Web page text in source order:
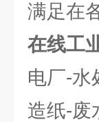
满足在
在线工
电厂-水
造纸-废